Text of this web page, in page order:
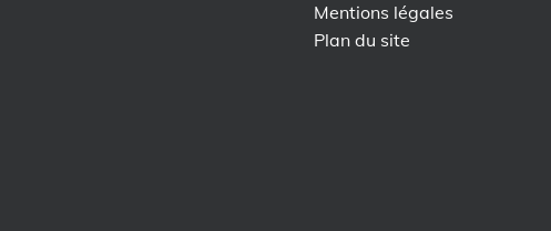
Mentions légales
Plan du site